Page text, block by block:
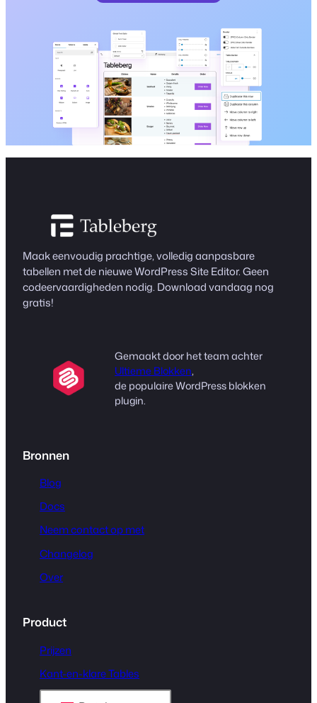
Maak eenvoudig prachtige, volledig aanpasbare
tabellen met de nieuwe WordPress Site Editor. Geen
codeervaardigheden nodig. Download vandaag nog
gratis!
Gemaakt door het team achter
Ultieme Blokken,
de populaire WordPress blokken
plugin.
Bronnen
Blog
Docs
Neem contact op met
Changelog
Over
Product
Prijzen
Kant-en-klare Tables